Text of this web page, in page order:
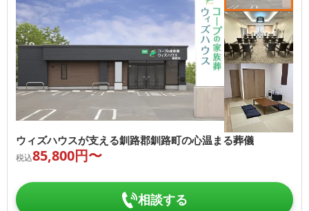
ウィズハウスが支える釧路郡釧路町の心温まる葬儀
税込85,800円〜
相談する